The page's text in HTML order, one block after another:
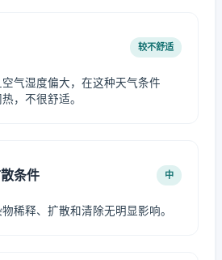
较不舒适
气湿度偏大，在这种天气条件
，不很舒适。
条件 中
稀释、扩散和清除无明显影响。